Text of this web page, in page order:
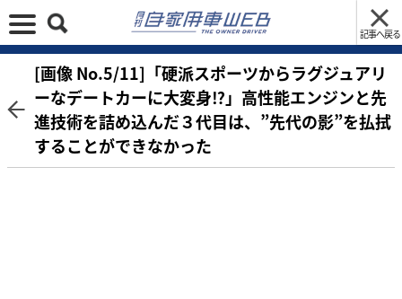
記事へ戻る
[画像 No.5/11]「硬派スポーツからラグジュアリ
ーなデートカーに大変身⁉」高性能エンジンと先
進技術を詰め込んだ３代目は、”先代の影”を払拭
することができなかった